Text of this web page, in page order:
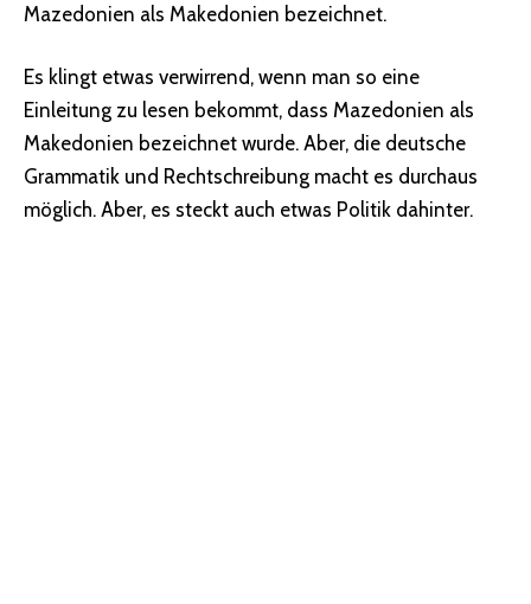
Mazedonien als Makedonien bezeichnet.
Es klingt etwas verwirrend, wenn man so eine
Einleitung zu lesen bekommt, dass Mazedonien als
Makedonien bezeichnet wurde. Aber, die deutsche
Grammatik und Rechtschreibung macht es durchaus
möglich. Aber, es steckt auch etwas Politik dahinter.